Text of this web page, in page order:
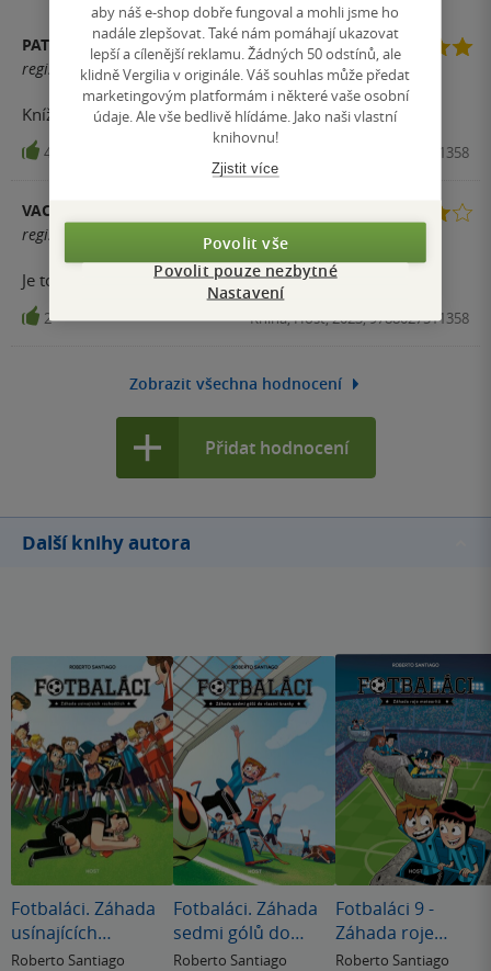
PATRIK JELÍNEK
registrovaný uživatel
Knížka se mi moc líbila.Zabavna
4 Kniha, Host, 2023, 9788027511358
VACLAV
registrovaný uživatel
Je to dobrá kniha
2 Kniha, Host, 2023, 9788027511358
Zobrazit všechna hodnocení
Přidat hodnocení
Další knihy autora
Fotbaláci. Záhada
usínajících
rozhodčích
Roberto Santiago
Fotbaláci. Záhada
sedmi gólů do
vlastní branky
Roberto Santiago
Fotbaláci 9 -
Záhada roje
meteoritů
Roberto Santiago
aby náš e-shop dobře fungoval a mohli jsme ho
nadále zlepšovat. Také nám pomáhají ukazovat
lepší a cílenější reklamu. Žádných 50 odstínů, ale
klidně Vergilia v originále. Váš souhlas může předat
marketingovým platformám i některé vaše osobní
údaje. Ale vše bedlivě hlídáme. Jako naši vlastní
knihovnu!
Zjistit více
Povolit vše
Povolit pouze nezbytné
Nastavení